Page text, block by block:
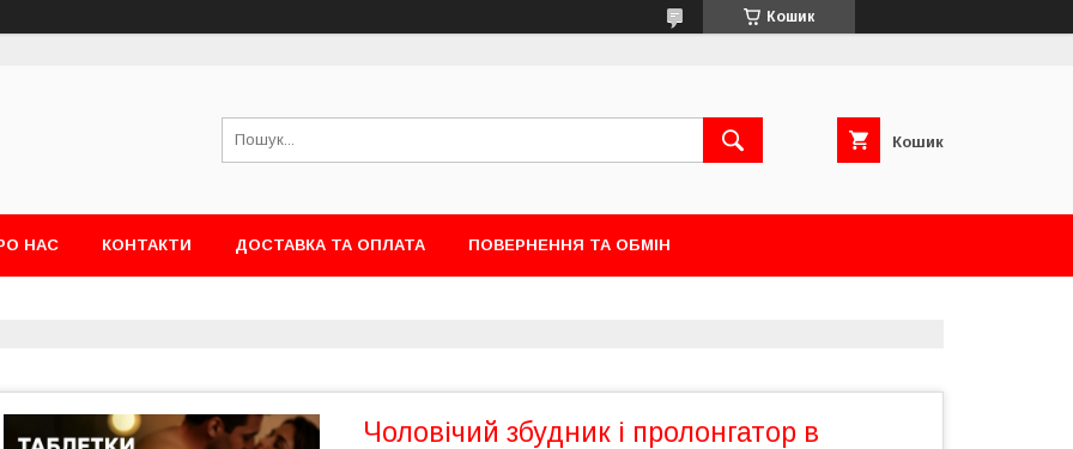
Кошик
Кошик
НАС КОНТАКТИ ДОСТАВКА ТА ОПЛАТА ПОВЕРНЕННЯ ТА ОБМІН
Чоловічий збудник і пролонгатор в